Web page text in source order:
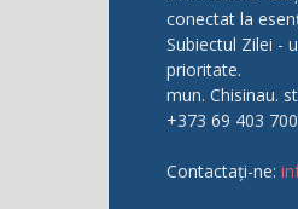
conectat la
Subiectul Zilei -
prioritate.
mun. Chisinau.
+373 69 403
Contactați-ne: